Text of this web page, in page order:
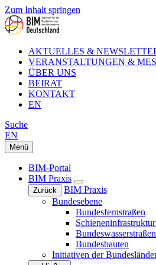
Zum Inhalt springen
AKTUELLES &
VERANSTALTUNGEN &
ÜBER UNS
BEIRAT
KONTAKT
EN
Suche
EN
Menü
BIM-Portal
BIM Praxis
Zurück
BIM Praxis
Bundesebene
Bundesfernstraßen
Bundeswasserstraßen
Bundesbauten
Initiativen der